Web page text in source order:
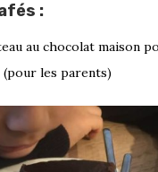
:
au chocolat maison
(pour les parents)